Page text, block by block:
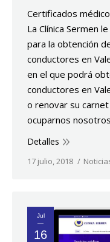
Certificados
La Clínica Sermen
para la obtención
conductores en
en el que podrá
conductores en
o renovar su
ocuparnos
Detalles
17 julio, 2018
Jul
16